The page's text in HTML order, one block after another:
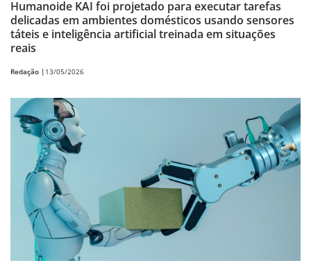
Humanoide KAI foi projetado para executar tarefas
delicadas em ambientes domésticos usando sensores
táteis e inteligência artificial treinada em situações
reais
Redação | 13/05/2026